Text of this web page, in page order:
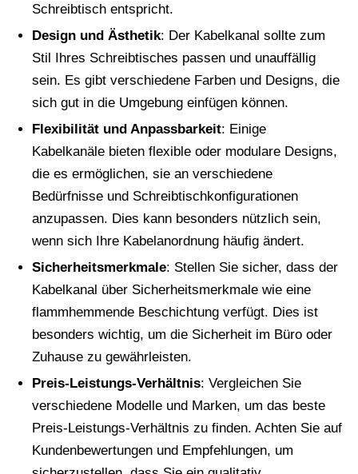
Schreibtisch entspricht.
Design und Ästhetik: Der Kabelkanal sollte zum
Stil Ihres Schreibtisches passen und unauffällig
sein. Es gibt verschiedene Farben und Designs, die
sich gut in die Umgebung einfügen können.
Flexibilität und Anpassbarkeit: Einige
Kabelkanäle bieten flexible oder modulare Designs,
die es ermöglichen, sie an verschiedene
Bedürfnisse und Schreibtischkonfigurationen
anzupassen. Dies kann besonders nützlich sein,
wenn sich Ihre Kabelanordnung häufig ändert.
Sicherheitsmerkmale: Stellen Sie sicher, dass der
Kabelkanal über Sicherheitsmerkmale wie eine
flammhemmende Beschichtung verfügt. Dies ist
besonders wichtig, um die Sicherheit im Büro oder
Zuhause zu gewährleisten.
Preis-Leistungs-Verhältnis: Vergleichen Sie
verschiedene Modelle und Marken, um das beste
Preis-Leistungs-Verhältnis zu finden. Achten Sie auf
Kundenbewertungen und Empfehlungen, um